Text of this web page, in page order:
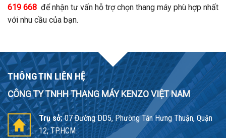
619 668 để nhận tư vấn hỗ trợ chọn thang máy phù hợp nhất
với nhu cầu của bạn.
THÔNG TIN LIÊN HỆ
CÔNG TY TNHH THANG MÁY KENZO VIỆT NAM
Trụ sở:07 Đường DD5, Phường Tân Hưng Thuận, Quận
12, TP.HCM